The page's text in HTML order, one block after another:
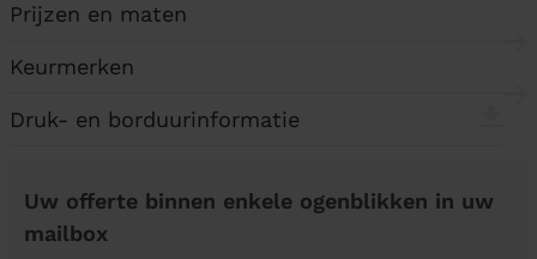
Prijzen en maten
Keurmerken
Druk- en borduurinformatie
Uw offerte binnen enkele ogenblikken in uw
mailbox